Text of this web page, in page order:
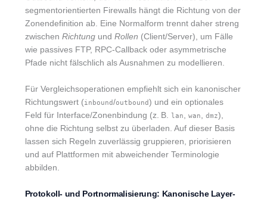
segmentorientierten Firewalls hängt die Richtung von der
Zonendefinition ab. Eine Normalform trennt daher streng
zwischen Richtungund Rollen (Client/Server), um Fälle
wie passives FTP, RPC-Callback oder asymmetrische
Pfade nicht fälschlich als Ausnahmen zu modellieren.
Für Vergleichsoperationen empfiehlt sich ein kanonischer
Richtungswert (inbound/outbound) und ein optionales
Feld für Interface/Zonenbindung (z. B.
lan wan dmz),
ohne die Richtung selbst zu überladen. Auf dieser Basis
lassen sich Regeln zuverlässig gruppieren, priorisieren
und auf Plattformen mit abweichender Terminologie
abbilden.
Protokoll- und Portnormalisierung: Kanonische Layer-